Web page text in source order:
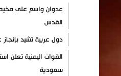
عدوان واسع على
القدس
دول عربية تشيد
القوات اليمنية تعلن
سعودية